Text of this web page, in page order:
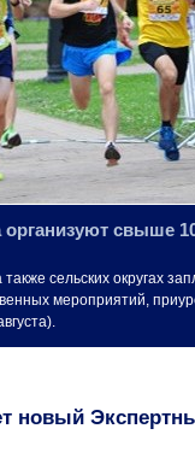
свыше
сельских округах
мероприятий,
новый